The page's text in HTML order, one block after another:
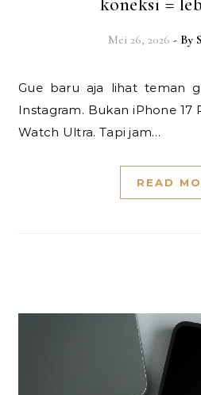
Mei 26, 2026 - By
Gue baru aja lihat teman gue pamer sesuatu di
Instagram. Bukan iPhone 17
Watch Ultra. Tapi jam…
READ